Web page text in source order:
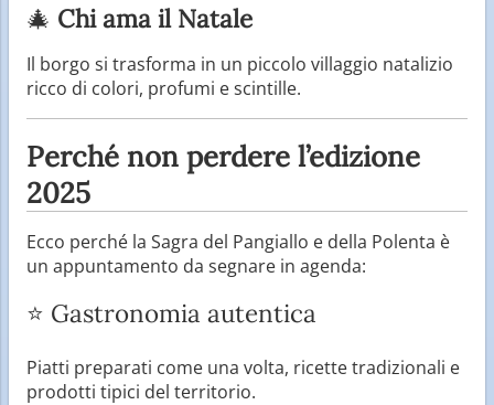
🎄 Chi ama il Natale
Il borgo si trasforma in un piccolo villaggio natalizio
ricco di colori, profumi e scintille.
Perché non perdere l’edizione
2025
Ecco perché la Sagra del Pangiallo e della Polenta è
un appuntamento da segnare in agenda:
⭐ Gastronomia autentica
Piatti preparati come una volta, ricette tradizionali e
prodotti tipici del territorio.